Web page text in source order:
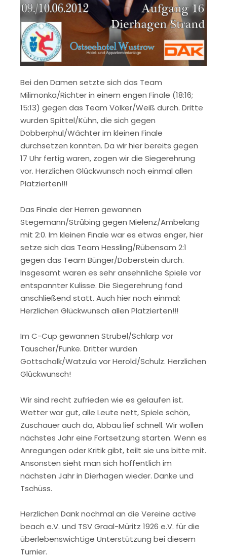
Bei den Damen setzte sich das Team
Milimonka/Richter in einem engen Finale (18:16;
15:13) gegen das Team Völker/Weiß durch. Dritte
wurden Spittel/Kühn, die sich gegen
Dobberphul/Wächter im kleinen Finale
durchsetzen konnten. Da wir hier bereits gegen
17 Uhr fertig waren, zogen wir die Siegerehrung
vor. Herzlichen Glückwunsch noch einmal allen
Platzierten!!!
Das Finale der Herren gewannen
Stegemann/Strübing gegen Mielenz/Ambelang
mit 2:0. Im kleinen Finale war es etwas enger, hier
setze sich das Team Hessling/Rübensam 2:1
gegen das Team Bünger/Doberstein durch.
Insgesamt waren es sehr ansehnliche Spiele vor
entspannter Kulisse. Die Siegerehrung fand
anschließend statt. Auch hier noch einmal:
Herzlichen Glückwunsch allen Platzierten!!!
Im C-Cup gewannen Strubel/Schlarp vor
Tauscher/Funke. Dritter wurden
Gottschalk/Watzula vor Herold/Schulz. Herzlichen
Glückwunsch!
Wir sind recht zufrieden wie es gelaufen ist.
Wetter war gut, alle Leute nett, Spiele schön,
Zuschauer auch da, Abbau lief schnell. Wir wollen
nächstes Jahr eine Fortsetzung starten. Wenn es
Anregungen oder Kritik gibt, teilt sie uns bitte mit.
Ansonsten sieht man sich hoffentlich im
nächsten Jahr in Dierhagen wieder. Danke und
Tschüss.
Herzlichen Dank nochmal an die Vereine active
beach e.V. und TSV Graal-Müritz 1926 e.V. für die
überlebenswichtige Unterstützung bei diesem
Turnier.